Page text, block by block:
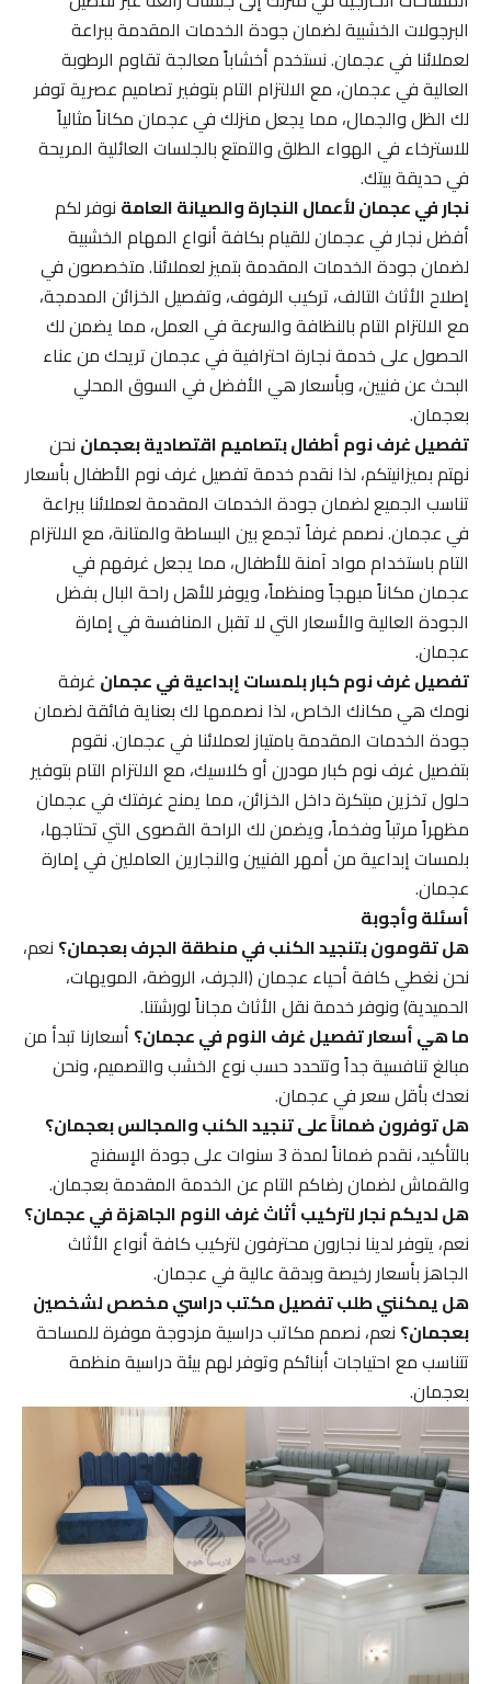
البرجولات الخشبية لضمان جودة الخدمات المقدمة ببراعة
لعملائنا في عجمان. نستخدم أخشاباً معالجة تقاوم الرطوبة
العالية في عجمان، مع الالتزام التام بتوفير تصاميم عصرية توفر
لك الظل والجمال، مما يجعل منزلك في عجمان مكاناً مثالياً
للاسترخاء في الهواء الطلق والتمتع بالجلسات العائلية المريحة
في حديقة بيتك.
نجار في عجمان لأعمال النجارة والصيانة العامةنوفر لكم
أفضل نجار في عجمان للقيام بكافة أنواع المهام الخشبية
لضمان جودة الخدمات المقدمة بتميز لعملائنا. متخصصون في
إصلاح الأثاث التالف، تركيب الرفوف، وتفصيل الخزائن المدمجة،
مع الالتزام التام بالنظافة والسرعة في العمل، مما يضمن لك
الحصول على خدمة نجارة احترافية في عجمان تريحك من عناء
البحث عن فنيين، وبأسعار هي الأفضل في السوق المحلي
بعجمان.
تفصيل غرف نوم أطفال بتصاميم اقتصادية بعجماننحن
نهتم بميزانيتكم، لذا نقدم خدمة تفصيل غرف نوم الأطفال بأسعار
تناسب الجميع لضمان جودة الخدمات المقدمة لعملائنا ببراعة
في عجمان. نصمم غرفاً تجمع بين البساطة والمتانة، مع الالتزام
التام باستخدام مواد آمنة للأطفال، مما يجعل غرفهم في
عجمان مكاناً مبهجاً ومنظماً، ويوفر للأهل راحة البال بفضل
الجودة العالية والأسعار التي لا تقبل المنافسة في إمارة
عجمان.
تفصيل غرف نوم كبار بلمسات إبداعية في عجمانغرفة
نومك هي مكانك الخاص، لذا نصممها لك بعناية فائقة لضمان
جودة الخدمات المقدمة بامتياز لعملائنا في عجمان. نقوم
بتفصيل غرف نوم كبار مودرن أو كلاسيك، مع الالتزام التام بتوفير
حلول تخزين مبتكرة داخل الخزائن، مما يمنح غرفتك في عجمان
مظهراً مرتباً وفخماً، ويضمن لك الراحة القصوى التي تحتاجها،
بلمسات إبداعية من أمهر الفنيين والنجارين العاملين في إمارة
عجمان.
أسئلة وأجوبة
هل تقومون بتنجيد الكنب في منطقة الجرف بعجمان؟نعم،
نحن نغطي كافة أحياء عجمان (الجرف، الروضة، المويهات،
الحميدية) ونوفر خدمة نقل الأثاث مجاناً لورشتنا.
ما هي أسعار تفصيل غرف النوم في عجمان؟أسعارنا تبدأ من
مبالغ تنافسية جداً وتتحدد حسب نوع الخشب والتصميم، ونحن
نعدك بأقل سعر في عجمان.
هل توفرون ضماناً على تنجيد الكنب والمجالس بعجمان؟
بالتأكيد، نقدم ضماناً لمدة 3 سنوات على جودة الإسفنج
والقماش لضمان رضاكم التام عن الخدمة المقدمة بعجمان.
هل لديكم نجار لتركيب أثاث غرف النوم الجاهزة في عجمان؟
نعم، يتوفر لدينا نجارون محترفون لتركيب كافة أنواع الأثاث
الجاهز بأسعار رخيصة وبدقة عالية في عجمان.
هل يمكنني طلب تفصيل مكتب دراسي مخصص لشخصين
بعجمان؟نعم، نصمم مكاتب دراسية مزدوجة موفرة للمساحة
تتناسب مع احتياجات أبنائكم وتوفر لهم بيئة دراسية منظمة
بعجمان.